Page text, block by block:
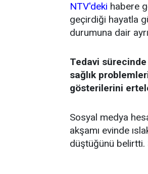
NTV'deki habere
geçirdiği hayatla
durumuna dair
Tedavi sürecinde
sağlık
gösterilerini
Sosyal medya
akşamı evinde
düştüğünü belirtti.